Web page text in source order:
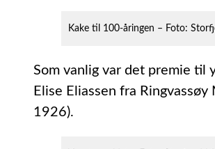
Kake til 100-åringen – Foto:
Som vanlig var det premie til
Elise Eliassen fra
1926).